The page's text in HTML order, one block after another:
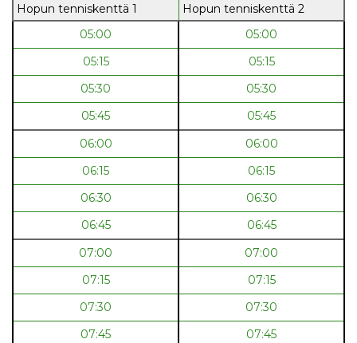
Hopun tenniskenttä 1
Hopun tenniskenttä 2
05:00
05:00
05:15
05:15
05:30
05:30
05:45
05:45
06:00
06:00
06:15
06:15
06:30
06:30
06:45
06:45
07:00
07:00
07:15
07:15
07:30
07:30
07:45
07:45